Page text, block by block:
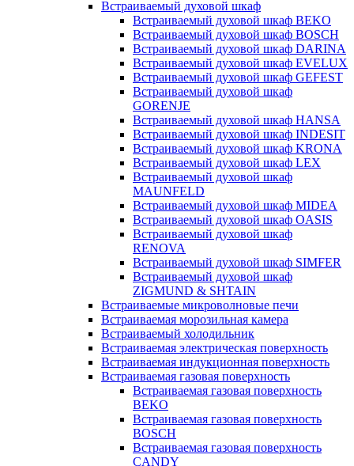
Встраиваемый духовой шкаф
Встраиваемый духовой шкаф BEKO
Встраиваемый духовой шкаф BOSCH
Встраиваемый духовой шкаф DARINA
Встраиваемый духовой шкаф EVELUX
Встраиваемый духовой шкаф GEFEST
Встраиваемый духовой шкаф
GORENJE
Встраиваемый духовой шкаф HANSA
Встраиваемый духовой шкаф INDESIT
Встраиваемый духовой шкаф KRONA
Встраиваемый духовой шкаф LEX
Встраиваемый духовой шкаф
MAUNFELD
Встраиваемый духовой шкаф MIDEA
Встраиваемый духовой шкаф OASIS
Встраиваемый духовой шкаф
RENOVA
Встраиваемый духовой шкаф SIMFER
Встраиваемый духовой шкаф
ZIGMUND & SHTAIN
Встраиваемые микроволновые печи
Встраиваемая морозильная камера
Встраиваемый холодильник
Встраиваемая электрическая поверхность
Встраиваемая индукционная поверхность
Встраиваемая газовая поверхность
Встраиваемая газовая поверхность
BEKO
Встраиваемая газовая поверхность
BOSCH
Встраиваемая газовая поверхность
CANDY